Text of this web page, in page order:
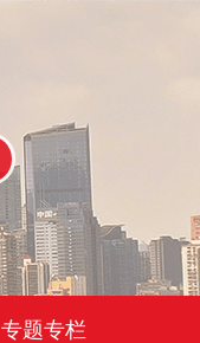
专题专栏